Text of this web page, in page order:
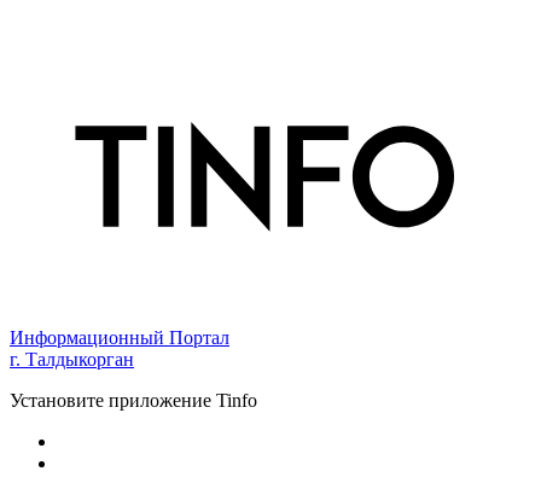
Информационный Портал
г. Талдыкорган
Установите приложение Tinfo